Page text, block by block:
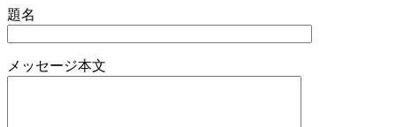
題名
メッセージ本文